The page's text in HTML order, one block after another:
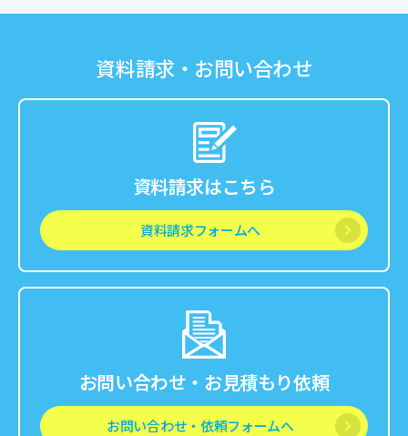
資料請求・お問い合わせ
資料請求はこちら
資料請求フォームへ
お問い合わせ・お見積もり依頼
お問い合わせ・依頼フォームへ